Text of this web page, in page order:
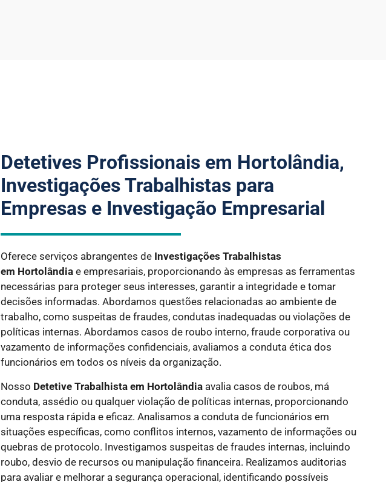
Detetives Profissionais em Hortolândia,
Investigações Trabalhistas para
Empresas e Investigação Empresarial
Oferece serviços abrangentes de Investigações Trabalhistas
em Hortolândia e empresariais, proporcionando às empresas as ferramentas
necessárias para proteger seus interesses, garantir a integridade e tomar
decisões informadas. Abordamos questões relacionadas ao ambiente de
trabalho, como suspeitas de fraudes, condutas inadequadas ou violações de
políticas internas. Abordamos casos de roubo interno, fraude corporativa ou
vazamento de informações confidenciais, avaliamos a conduta ética dos
funcionários em todos os níveis da organização.
Nosso Detetive Trabalhista em Hortolândia avalia casos de roubos, má
conduta, assédio ou qualquer violação de políticas internas, proporcionando
uma resposta rápida e eficaz. Analisamos a conduta de funcionários em
situações específicas, como conflitos internos, vazamento de informações ou
quebras de protocolo. Investigamos suspeitas de fraudes internas, incluindo
roubo, desvio de recursos ou manipulação financeira. Realizamos auditorias
para avaliar e melhorar a segurança operacional, identificando possíveis